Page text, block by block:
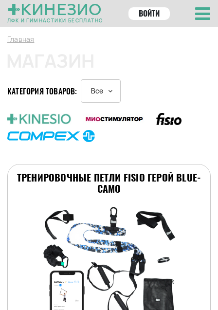
КИНЕЗИО
ЛФК И ГИМНАСТИКИ БЕСПЛАТНО
ВОЙТИ
Главная
КАТЕГОРИЯ ТОВАРОВ: Все
ТРЕНИРОВОЧНЫЕ ПЕТЛИ FISIO ГЕРОЙ BLUE-
CAMO